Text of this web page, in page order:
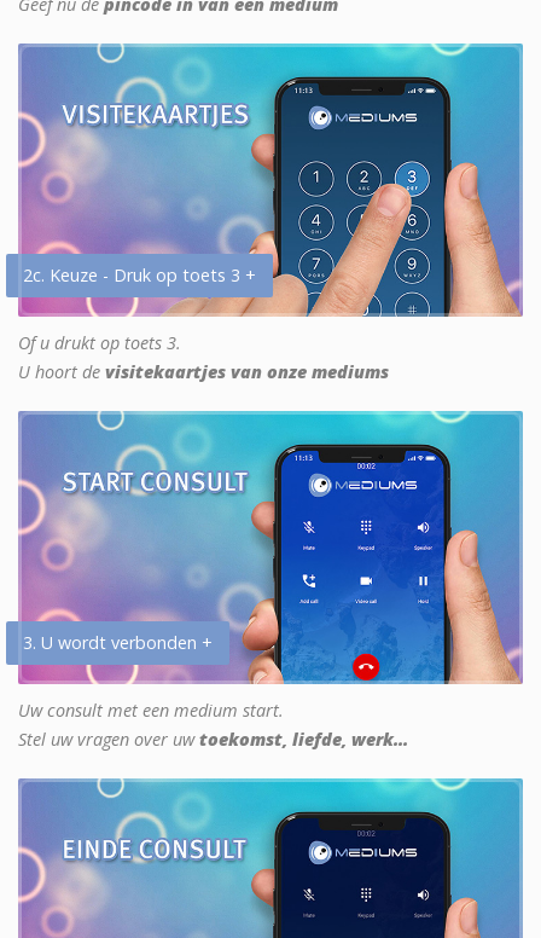
2c. Keuze - Druk op toets 3 +
Of u drukt op toets 3.
U hoort de visitekaartjes van onze mediums
3. U wordt verbonden +
Uw consult met een medium start.
Stel uw vragen over uwtoekomst, liefde, werk...